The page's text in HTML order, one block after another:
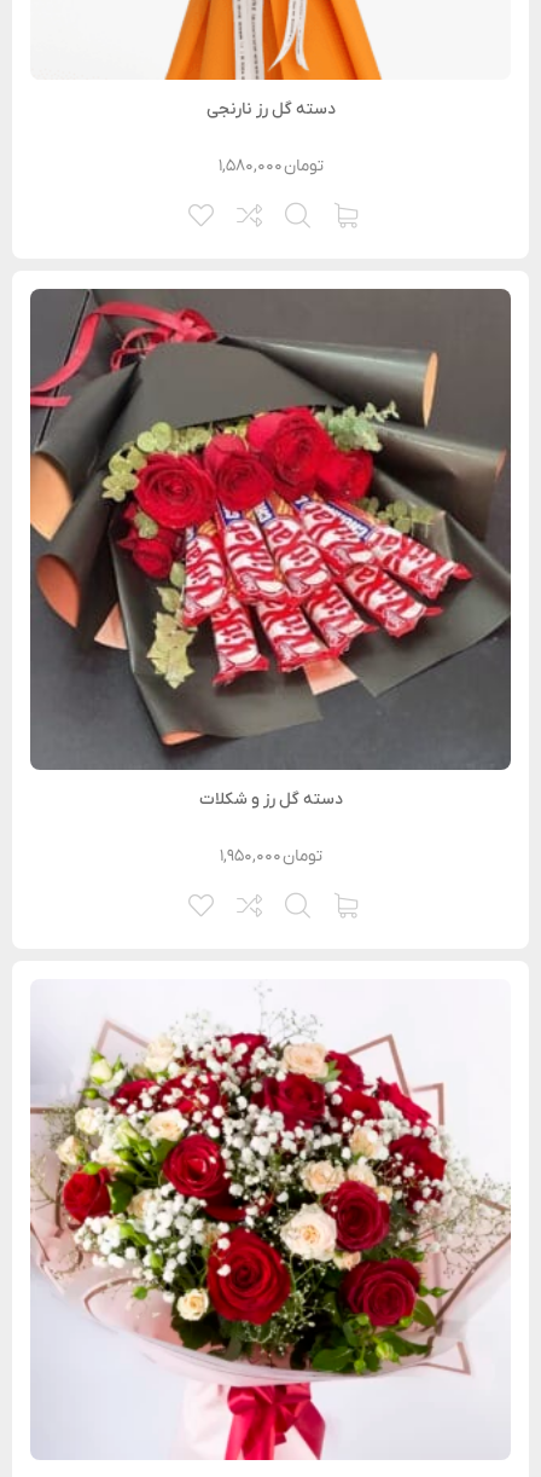
دسته گل رز نارنجی
۱,۵۸۰,۰۰۰تومان
دسته گل رز و شکلات
۱,۹۵۰,۰۰۰تومان